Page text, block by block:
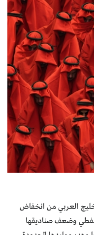
العربي من انخفاض
وضعف صناديقها